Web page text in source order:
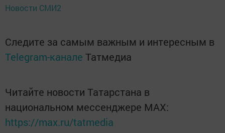
Новости СМИ2
Следите за самым важным и интересным в
Telegram-канале Татмедиа
Читайте новости Татарстана в
национальном мессенджере MАХ:
https://max.ru/tatmedia